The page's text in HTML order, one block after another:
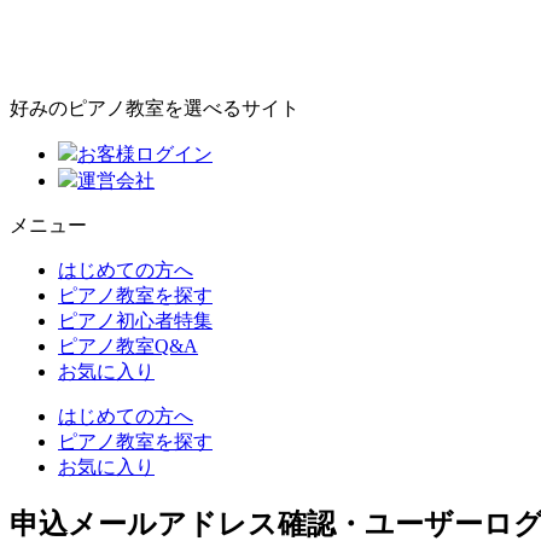
好みのピアノ教室を選べるサイト
お客様ログイン
運営会社
メニュー
はじめての方へ
ピアノ教室を探す
ピアノ初心者特集
ピアノ教室Q&A
お気に入り
はじめての方へ
ピアノ教室を探す
お気に入り
申込メールアドレス確認・ユーザーロ